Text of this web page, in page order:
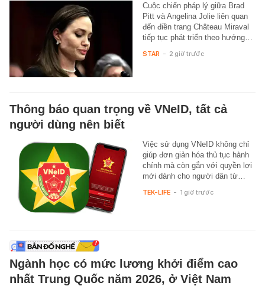
Cuộc chiến pháp lý giữa Brad
Pitt và Angelina Jolie liên quan
đến điền trang Château Miraval
tiếp tục phát triển theo hướng…
STAR - 2 giờ trước
Thông báo quan trọng về VNeID, tất cả
người dùng nên biết
Việc sử dụng VNeID không chỉ
giúp đơn giản hóa thủ tục hành
chính mà còn gắn với quyền lợi
mới dành cho người dân từ…
TEK-LIFE - 1 giờ trước
Ngành học có mức lương khởi điểm cao
nhất Trung Quốc năm 2026, ở Việt Nam